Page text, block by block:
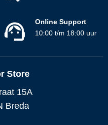
Online Support
10:00 t/m 18:00 uur
Store
15A
Breda